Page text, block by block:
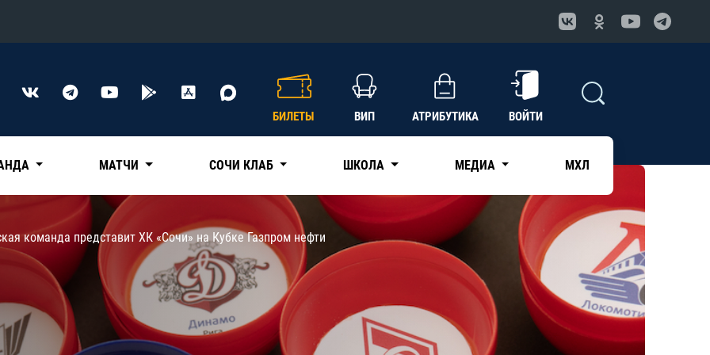
Конференция «Восток»
Нефтехимик
Трактор
Дивизион Чернышева
Авангард
Адмирал
КХЛ
БИЛЕТЫ ВИП АТРИБУТИКА ВОЙТИ
МАТЧИ СОЧИ КЛАБ ШКОЛА МЕДИА МХЛ
команда представит ХК «Сочи» на Кубке Газпром нефти